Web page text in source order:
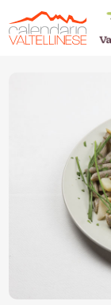
Torna indietro